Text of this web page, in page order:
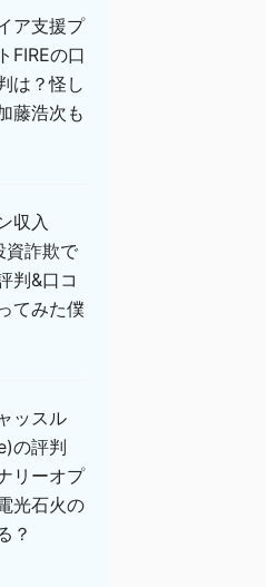
ア支援プ
FIREの口
は？怪し
藤浩次も
収入
資詐欺で
判&口コ
てみた僕
ッスル
の評判
リーオプ
光石火の
？